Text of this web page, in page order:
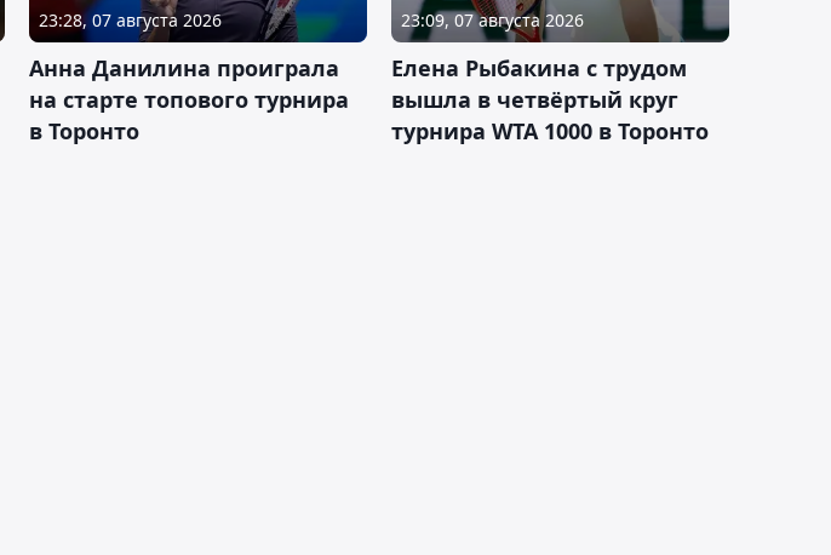
23:28, 07 августа 2026
Анна Данилина проиграла
на старте топового турнира
в Торонто
23:09, 07 августа 2026
Елена Рыбакина с трудом
вышла в четвёртый круг
турнира WTA 1000 в Торонто